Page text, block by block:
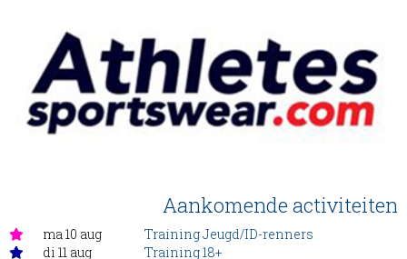
Aankomende activiteiten
ma 10 aug
Training Jeugd/ID-renners
di 11 aug
Training 18+